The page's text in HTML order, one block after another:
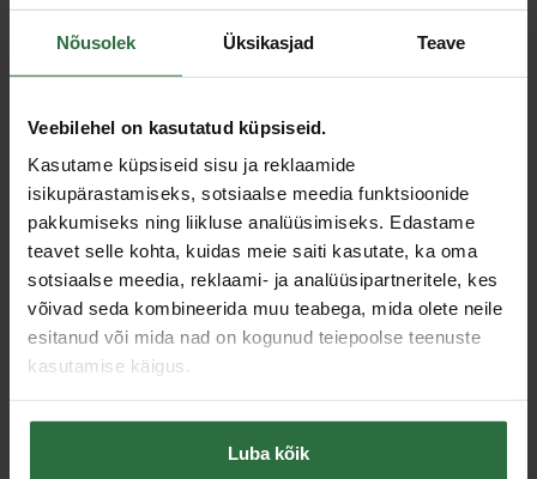
Nõusolek Üksikasjad Teave
Veebilehel on kasutatud küpsiseid.
Kasutame küpsiseid sisu ja reklaamide
isikupärastamiseks, sotsiaalse meedia funktsioonide
pakkumiseks ning liikluse analüüsimiseks. Edastame
teavet selle kohta, kuidas meie saiti kasutate, ka oma
sotsiaalse meedia, reklaami- ja analüüsipartneritele, kes
võivad seda kombineerida muu teabega, mida olete neile
esitanud või mida nad on kogunud teiepoolse teenuste
kasutamise käigus.
Luba kõik
Kaal
7,5 kg
Pikkus
420 mm
Müratase
7,5 kg
Garantii füüsilisele isikule
24 kuud
Puuripadruni läbimõõt
šešiakampis 14,7 mm
Löögisagedus
1700 lööki/min
Löögienergia, J
22
Võnge
7,9m/s2.
Kolvikäik/läbimõõt
76/29 mm
Vooliku siseläbimõõt
3/8